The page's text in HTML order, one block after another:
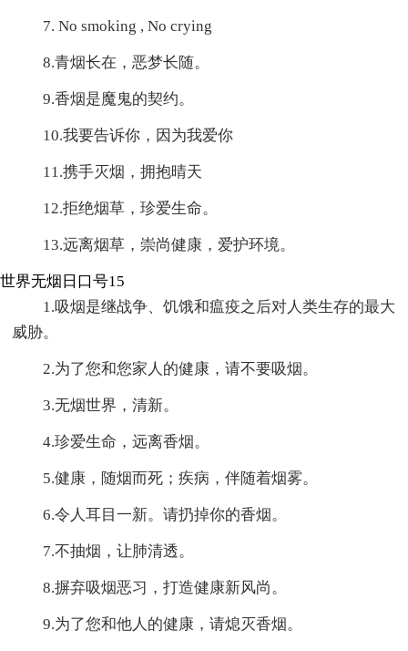
7. No smoking , No crying
8.青烟长在，恶梦长随。
9.香烟是魔鬼的契约。
10.我要告诉你，因为我爱你
11.携手灭烟，拥抱晴天
12.拒绝烟草，珍爱生命。
13.远离烟草，崇尚健康，爱护环境。
世界无烟日口号15
1.吸烟是继战争、饥饿和瘟疫之后对人类生存的最大
威胁。
2.为了您和您家人的健康，请不要吸烟。
3.无烟世界，清新。
4.珍爱生命，远离香烟。
5.健康，随烟而死；疾病，伴随着烟雾。
6.令人耳目一新。请扔掉你的香烟。
7.不抽烟，让肺清透。
8.摒弃吸烟恶习，打造健康新风尚。
9.为了您和他人的健康，请熄灭香烟。